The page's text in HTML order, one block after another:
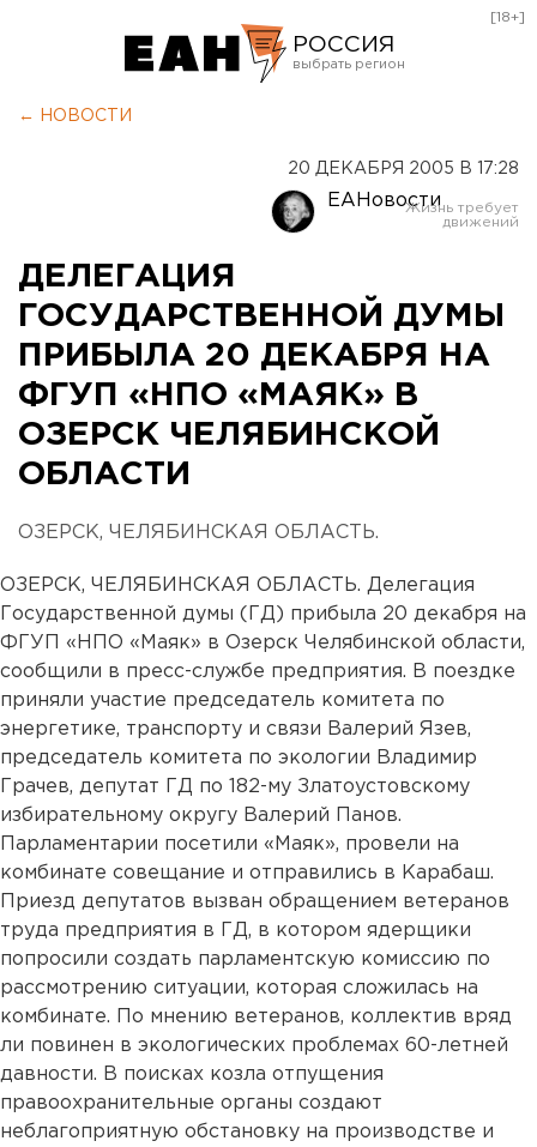
РОССИЯ
Оренбург
[18+]
← НОВОСТИ
20 ДЕКАБРЯ 2005 В 17:28
ЕАНовости
ДЕЛЕГАЦИЯ
ГОСУДАРСТВЕННОЙ ДУМЫ
ПРИБЫЛА 20 ДЕКАБРЯ НА
ФГУП «НПО «МАЯК» В
ОЗЕРСК ЧЕЛЯБИНСКОЙ
ОБЛАСТИ
ОЗЕРСК, ЧЕЛЯБИНСКАЯ ОБЛАСТЬ.
ОЗЕРСК, ЧЕЛЯБИНСКАЯ ОБЛАСТЬ. Делегация
Государственной думы (ГД) прибыла 20 декабря на
ФГУП «НПО «Маяк» в Озерск Челябинской области,
сообщили в пресс-службе предприятия. В поездке
приняли участие председатель комитета по
энергетике, транспорту и связи Валерий Язев,
председатель комитета по экологии Владимир
Грачев, депутат ГД по 182-му Златоустовскому
избирательному округу Валерий Панов.
Парламентарии посетили «Маяк», провели на
комбинате совещание и отправились в Карабаш.
Приезд депутатов вызван обращением ветеранов
труда предприятия в ГД, в котором ядерщики
попросили создать парламентскую комиссию по
рассмотрению ситуации, которая сложилась на
комбинате. По мнению ветеранов, коллектив вряд
ли повинен в экологических проблемах 60-летней
давности. В поисках козла отпущения
правоохранительные органы создают
неблагоприятную обстановку на производстве и